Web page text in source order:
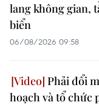
lang không gian,
biển
06/08/2026 09:58
Phải đổi
hoạch và tổ chức